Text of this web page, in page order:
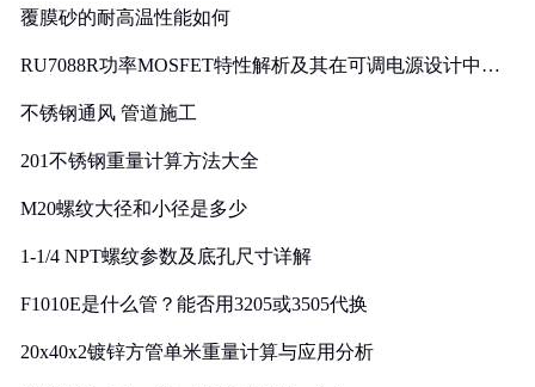
覆膜砂的耐高温性能如何
RU7088R功率MOSFET特性解析及其在可调电源设计中的
不锈钢通风 管道施工
201不锈钢重量计算方法大全
M20螺纹大径和小径是多少
1-1/4 NPT螺纹参数及底孔尺寸详解
F1010E是什么管？能否用3205或3505代换
20x40x2镀锌方管单米重量计算与应用分析